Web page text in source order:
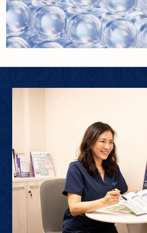
激活身體的自癒潛能